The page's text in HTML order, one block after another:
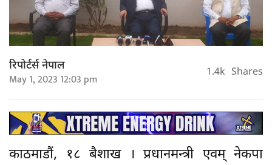
रिपोर्टर्स नेपाल
May 1, 2023 12:03 pm 1.4k Shares
काठमाडौं, १८ बैशाख । प्रधानमन्त्री एवम् नेकपा